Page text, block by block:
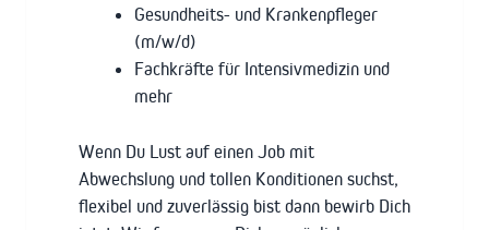
Gesundheits- und Krankenpfleger
(m/w/d)
Fachkräfte für Intensivmedizin und
mehr
Wenn Du Lust auf einen Job mit
Abwechslung und tollen Konditionen suchst,
flexibel und zuverlässig bist dann bewirb Dich